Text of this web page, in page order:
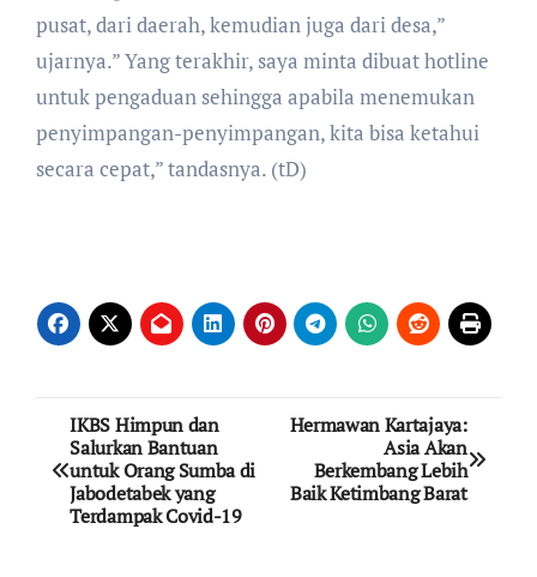
pusat, dari daerah, kemudian juga dari desa,”
ujarnya.” Yang terakhir, saya minta dibuat hotline
untuk pengaduan sehingga apabila menemukan
penyimpangan-penyimpangan, kita bisa ketahui
secara cepat,” tandasnya. (tD)
Post
navigation
IKBS Himpun dan
Salurkan Bantuan
untuk Orang Sumba di
Jabodetabek yang
Terdampak Covid-19
Hermawan Kartajaya:
Asia Akan
Berkembang Lebih
Baik Ketimbang Barat